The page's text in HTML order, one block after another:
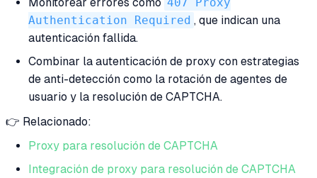
Authentication Required , que indican una
autenticación fallida.
Combinar la autenticación de proxy con estrategias
de anti-detección como la rotación de agentes de
usuario y la resolución de CAPTCHA.
👉 Relacionado:
Proxy para resolución de CAPTCHA
Integración de proxy para resolución de CAPTCHA